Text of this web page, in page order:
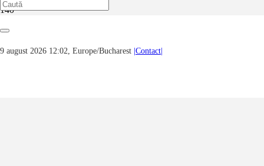
9 august 2026 12:02, Europe/Bucharest |Contact|
Arhitectură, urbanism & istorie